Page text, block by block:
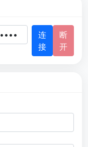
连
接
断
开